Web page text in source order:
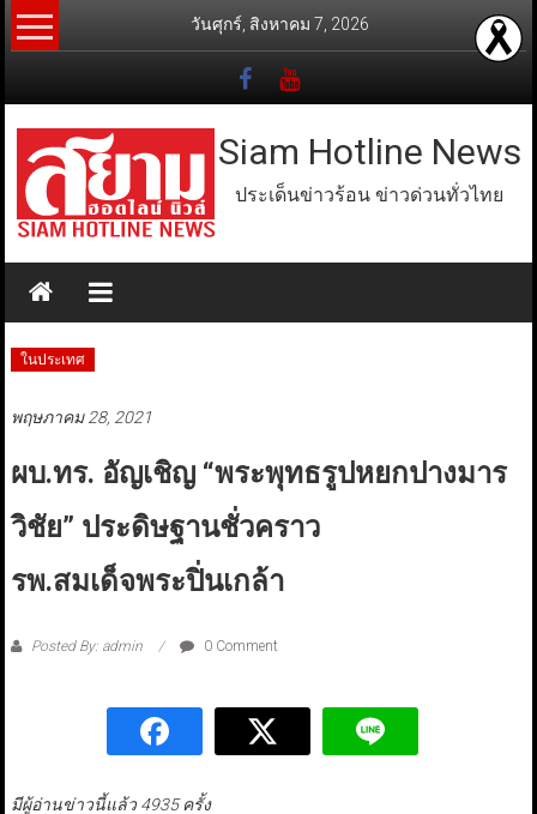
Skip
to
วันศุกร์, สิงหาคม 7, 2026
Siam Hotline News
ประเด็นข่าวร้อน ข่าวด่วนทั่วไทย
ในประเทศ
พฤษภาคม 28, 2021
ผบ.ทร. อัญเชิญ “พระพุทธรูปหยกปางมาร
วิชัย” ประดิษฐานชั่วคราว
รพ.สมเด็จพระปิ่นเกล้า
Posted By: admin 0 Comment
มีผู้อ่านข่าวนี้แล้ว 4935 ครั้ง